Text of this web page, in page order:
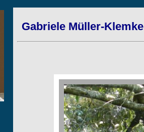
Gabriele Müller-